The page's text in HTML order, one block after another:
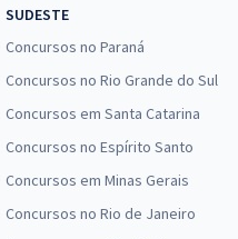
SUDESTE
Concursos no Paraná
Concursos no Rio Grande do Sul
Concursos em Santa Catarina
Concursos no Espírito Santo
Concursos em Minas Gerais
Concursos no Rio de Janeiro